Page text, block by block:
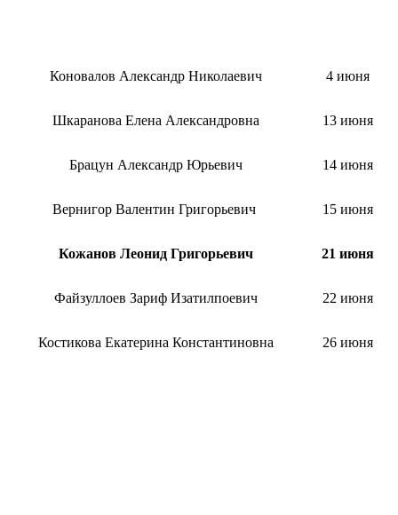
Коновалов Александр Николаевич 4 июня
Шкаранова Елена Александровна 13 июня
Брацун Александр Юрьевич 14 июня
Вернигор Валентин Григорьевич 15 июня
Кожанов Леонид Григорьевич 21 июня
Файзуллоев Зариф Изатилпоевич 22 июня
Костикова Екатерина Константиновна 26 июня